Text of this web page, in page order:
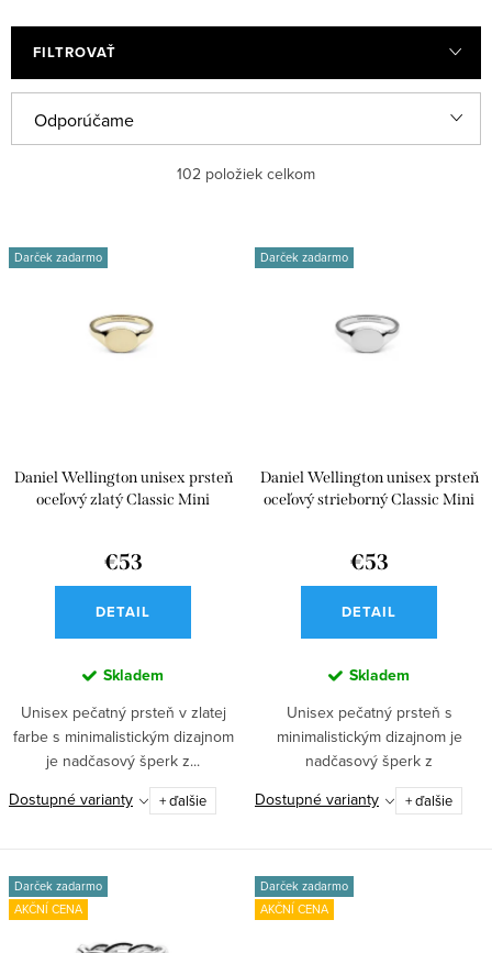
FILTROVAŤ
a
n
d
Odporúčame
Abecedne
102 položiek celkom
V
ý
o
v
Darček zadarmo
Daniel Wellington unisex prsteň
oceľový zlatý Classic Mini
€53
DETAIL
Skladem
Unisex pečatný prsteň v zlatej
farbe s minimalistickým dizajnom
je nadčasový šperk z...
Dostupné varianty
+ ďalšie
Darček zadarmo
Daniel Wellington unisex prsteň
oceľový strieborný Classic Mini
€53
DETAIL
Skladem
Unisex pečatný prsteň s
minimalistickým dizajnom je
nadčasový šperk z
nehrdzavejúcej ocele....
Dostupné varianty + ďalšie
Darček zadarmo
AKČNÍ CENA
Darček zadarmo
AKČNÍ CENA